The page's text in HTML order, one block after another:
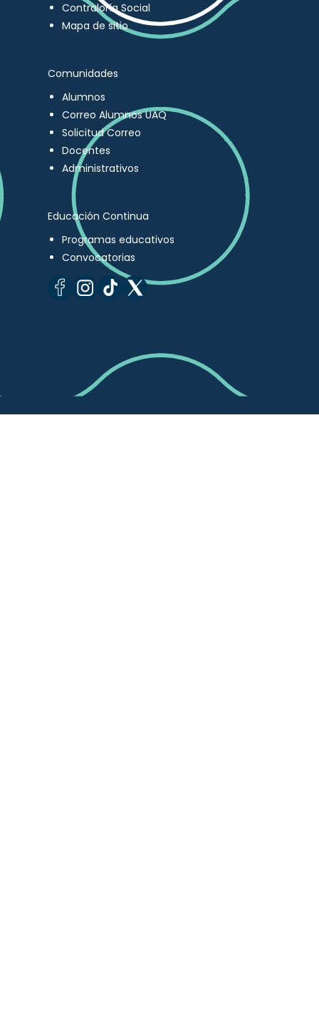
Contraloría Social
Mapa de sitio
Comunidades
Alumnos
Correo Alumnos UAQ
Solicitud Correo
Docentes
Administrativos
Educación Continua
Programas educativos
Convocatorias